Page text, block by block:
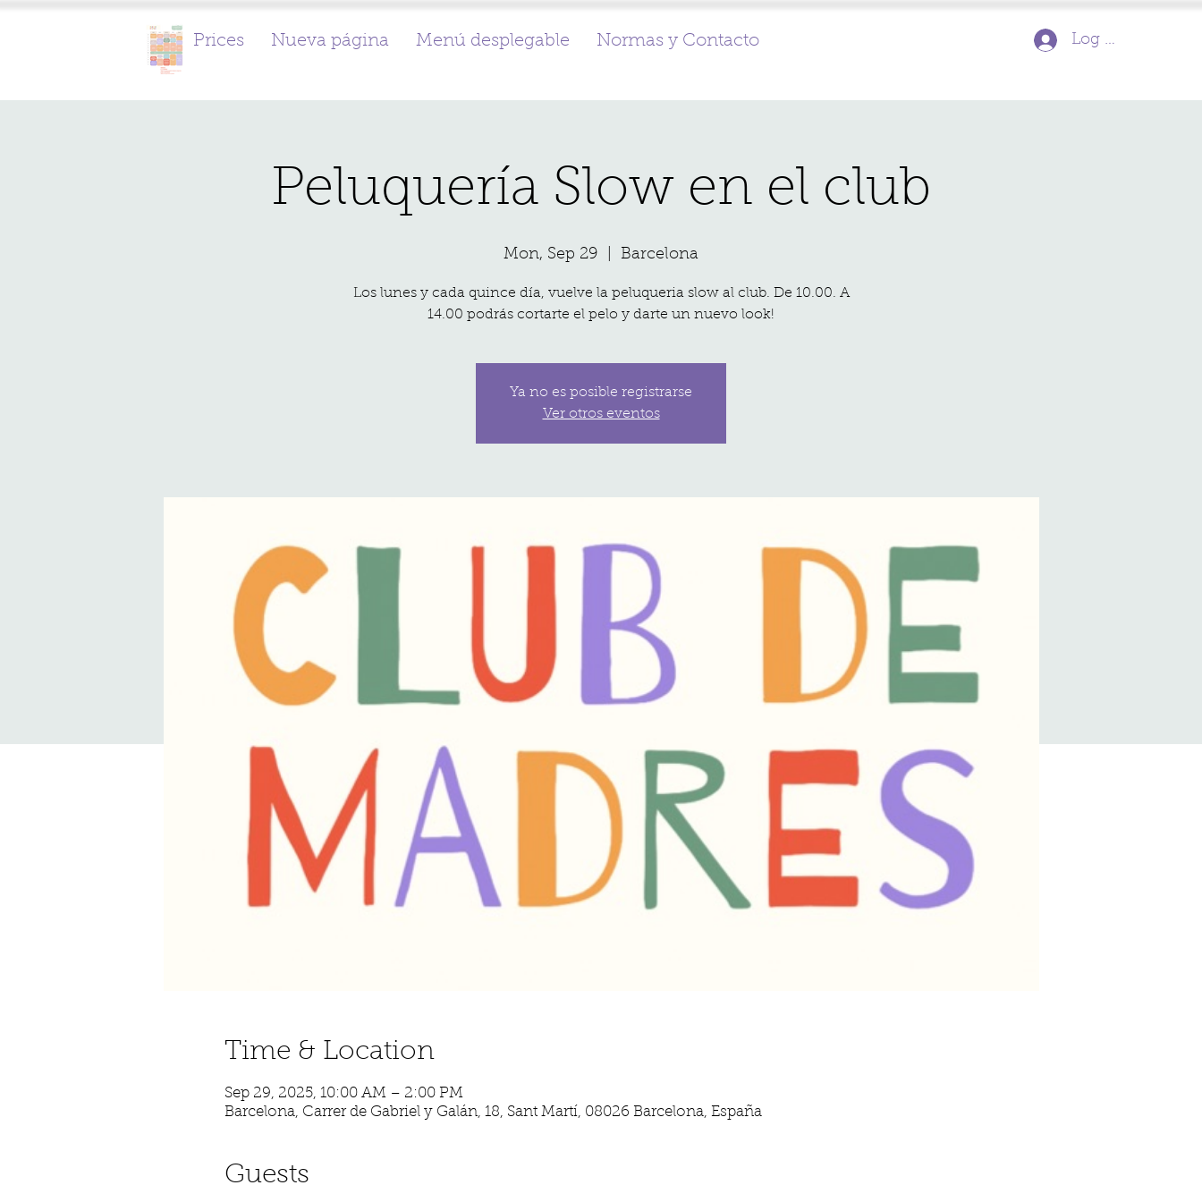
Prices Nueva página Menú desplegable Normas y Contacto Log In
Peluquería Slow en el club
Mon, Sep 29 Barcelona
Los lunes y cada quince día, vuelve la peluqueria slow al club. De 10.00. A
14.00 podrás cortarte el pelo y darte un nuevo look!
Ya no es posible registrarse
Ver otros eventos
Time & Location
Sep 29, 2025, 10:00 AM – 2:00 PM
Barcelona, Carrer de Gabriel y Galán, 18, Sant Martí, 08026 Barcelona, España
Guests